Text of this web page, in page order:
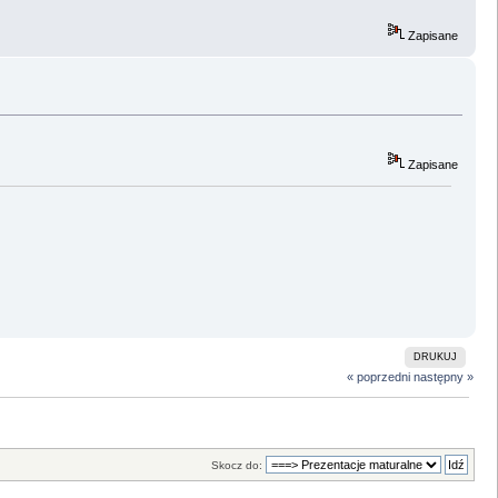
Zapisane
Zapisane
DRUKUJ
« poprzedni następny »
Skocz do: